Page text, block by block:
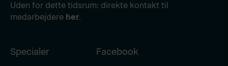
Uden for dette tidsrum: direkte kontakt til
medarbejdere her.
Specialer Facebook